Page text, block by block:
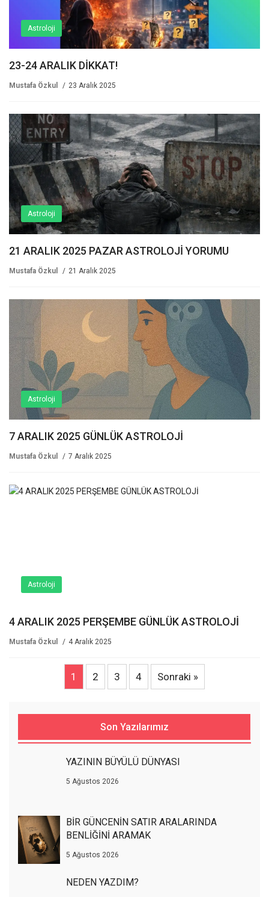
Astroloji
23-24 ARALIK DİKKAT!
Mustafa Özkul 23 Aralık 2025
Astroloji
21 ARALIK 2025 PAZAR ASTROLOJİ YORUMU
Mustafa Özkul 21 Aralık 2025
Astroloji
7 ARALIK 2025 GÜNLÜK ASTROLOJİ
Mustafa Özkul 7 Aralık 2025
Astroloji
4 ARALIK 2025 PERŞEMBE GÜNLÜK ASTROLOJİ
Mustafa Özkul 4 Aralık 2025
1 2 3 4 Sonraki »
Son Yazılarımız
YAZININ BÜYÜLÜ DÜNYASI
5 Ağustos 2026
BİR GÜNCENİN SATIR ARALARINDA
BENLİĞİNİ ARAMAK
5 Ağustos 2026
NEDEN YAZDIM?